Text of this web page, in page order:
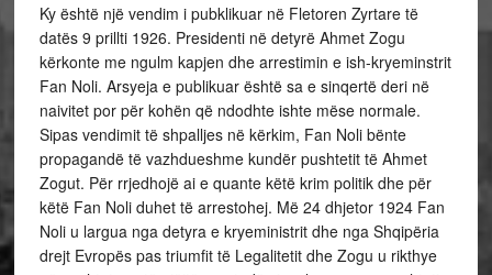
Ky është një vendim i pubklikuar në Fletoren Zyrtare të
datës 9 prillti 1926. Presidenti në detyrë Ahmet Zogu
kërkonte me ngulm kapjen dhe arrestimin e ish-kryeminstrit
Fan Noli. Arsyeja e publikuar është sa e sinqertë deri në
naivitet por për kohën që ndodhte ishte mëse normale.
Sipas vendimit të shpalljes në kërkim, Fan Noli bënte
propagandë të vazhdueshme kundër pushtetit të Ahmet
Zogut. Për rrjedhojë ai e quante këtë krim politik dhe për
këtë Fan Noli duhet të arrestohej. Më 24 dhjetor 1924 Fan
Noli u largua nga detyra e kryeministrit dhe nga Shqipëria
drejt Evropës pas triumfit të Legalitetit dhe Zogu u rikthye